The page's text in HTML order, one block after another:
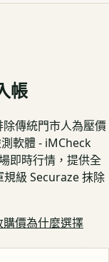
帳
除傳統門市人為壓價
軟體 - iMCheck
即時行情，提供全
規級 Securaze 抹除
購價為什麼選擇